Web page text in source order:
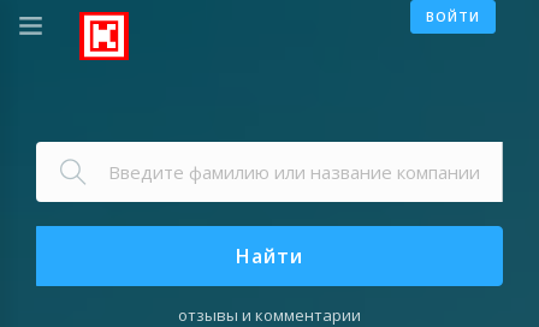
ВОЙТИ
Найти
отзывы и комментарии